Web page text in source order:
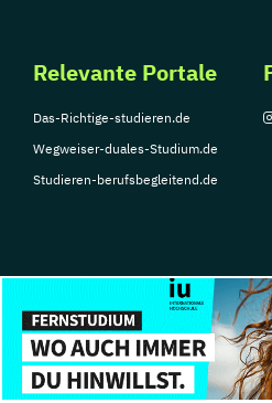
Wirtschaftspsychologie
Wirtschaftsrecht
Relevante Portale
Das-Richtige-studieren.de
Wegweiser-duales-Studium.de
Studieren-berufsbegleitend.de
© Copyright 2026, TarGroup Media GmbH
Impressum
Über
uns